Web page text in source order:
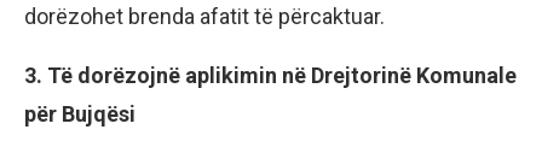
dorëzohet brenda afatit të përcaktuar.
3. Të dorëzojnë aplikimin në Drejtorinë Komunale
për Bujqësi